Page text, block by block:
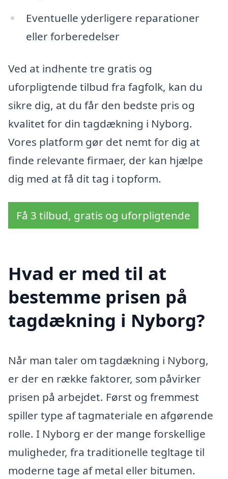
Eventuelle yderligere reparationer
eller forberedelser
Ved at indhente tre gratis og
uforpligtende tilbud fra fagfolk, kan du
sikre dig, at du får den bedste pris og
kvalitet for din tagdækning i Nyborg.
Vores platform gør det nemt for dig at
finde relevante firmaer, der kan hjælpe
dig med at få dit tag i topform.
Få 3 tilbud, gratis og uforpligtende
Hvad er med til at
bestemme prisen på
tagdækning i Nyborg?
Når man taler om tagdækning i Nyborg,
er der en række faktorer, som påvirker
prisen på arbejdet. Først og fremmest
spiller type af tagmateriale en afgørende
rolle. I Nyborg er der mange forskellige
muligheder, fra traditionelle tegltage til
moderne tage af metal eller bitumen.